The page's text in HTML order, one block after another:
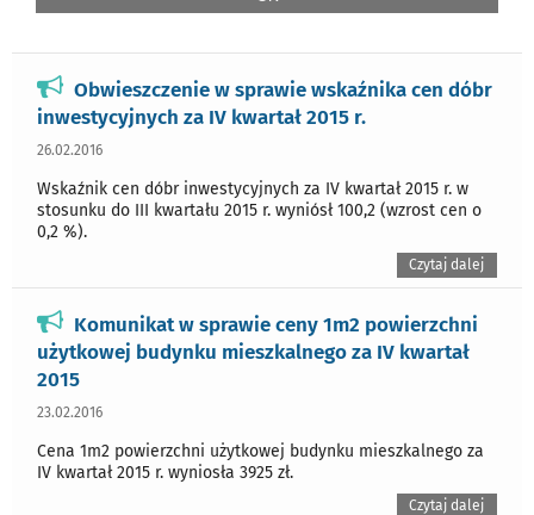
Obwieszczenie w sprawie wskaźnika cen dóbr
inwestycyjnych za IV kwartał 2015 r.
26.02.2016
Wskaźnik cen dóbr inwestycyjnych za IV kwartał 2015 r. w
stosunku do III kwartału 2015 r. wyniósł 100,2 (wzrost cen o
0,2 %).
Czytaj dalej
Komunikat w sprawie ceny 1m2 powierzchni
użytkowej budynku mieszkalnego za IV kwartał
2015
23.02.2016
Cena 1m2 powierzchni użytkowej budynku mieszkalnego za
IV kwartał 2015 r. wyniosła 3925 zł.
Czytaj dalej